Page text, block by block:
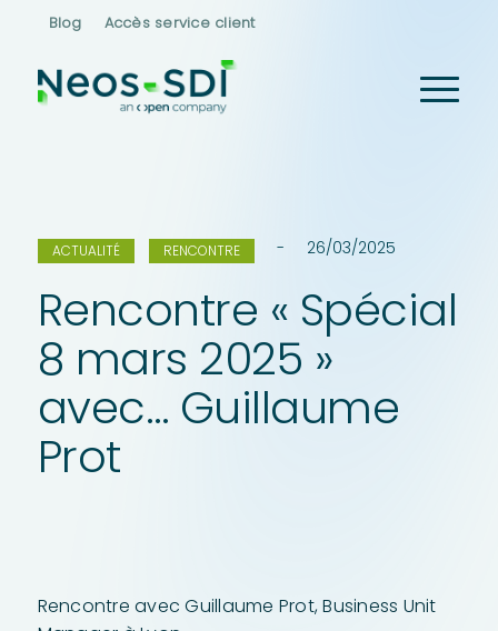
Blog Accès service client
ACTUALITÉ RENCONTRE 26/03/2025
Rencontre « Spécial
8 mars 2025 »
avec… Guillaume
Prot
Rencontre avec Guillaume Prot, Business Unit